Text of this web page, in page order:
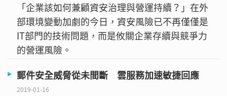
「企業該如何兼顧資安治理與營運持續？」在外
部環境變動加劇的今日，資安風險已不再僅僅是
IT部門的技術問題，而是攸關企業存續與競爭力
的營運風險。
郵件安全威脅從未間斷 雲服務加速敏捷回應
2019-01-16